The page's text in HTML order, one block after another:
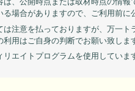
る場合がありますので、ご利用前に
は注意を払っておりますが、万一
用はご自身の判断でお願い致しま
エイトプログラムを使用していま